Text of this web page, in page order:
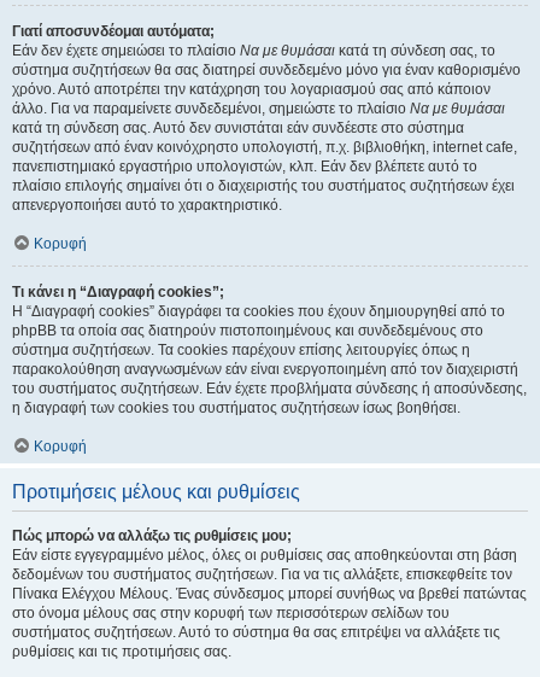
Γιατί αποσυνδέομαι αυτόματα;
Εάν δεν έχετε σημειώσει το πλαίσιο Να με θυμάσαι κατά τη σύνδεση σας, το
σύστημα συζητήσεων θα σας διατηρεί συνδεδεμένο μόνο για έναν καθορισμένο
χρόνο. Αυτό αποτρέπει την κατάχρηση του λογαριασμού σας από κάποιον
άλλο. Για να παραμείνετε συνδεδεμένοι, σημειώστε το πλαίσιο Να με θυμάσαι
κατά τη σύνδεση σας. Αυτό δεν συνιστάται εάν συνδέεστε στο σύστημα
συζητήσεων από έναν κοινόχρηστο υπολογιστή, π.χ. βιβλιοθήκη, internet cafe,
πανεπιστημιακό εργαστήριο υπολογιστών, κλπ. Εάν δεν βλέπετε αυτό το
πλαίσιο επιλογής σημαίνει ότι ο διαχειριστής του συστήματος συζητήσεων έχει
απενεργοποιήσει αυτό το χαρακτηριστικό.
Κορυφή
Τι κάνει η “Διαγραφή cookies”;
Η “Διαγραφή cookies” διαγράφει τα cookies που έχουν δημιουργηθεί από το
phpBB τα οποία σας διατηρούν πιστοποιημένους και συνδεδεμένους στο
σύστημα συζητήσεων. Τα cookies παρέχουν επίσης λειτουργίες όπως η
παρακολούθηση αναγνωσμένων εάν είναι ενεργοποιημένη από τον διαχειριστή
του συστήματος συζητήσεων. Εάν έχετε προβλήματα σύνδεσης ή αποσύνδεσης,
η διαγραφή των cookies του συστήματος συζητήσεων ίσως βοηθήσει.
Κορυφή
Προτιμήσεις μέλους και ρυθμίσεις
Πώς μπορώ να αλλάξω τις ρυθμίσεις μου;
Εάν είστε εγγεγραμμένο μέλος, όλες οι ρυθμίσεις σας αποθηκεύονται στη βάση
δεδομένων του συστήματος συζητήσεων. Για να τις αλλάξετε, επισκεφθείτε τον
Πίνακα Ελέγχου Μέλους. Ένας σύνδεσμος μπορεί συνήθως να βρεθεί πατώντας
στο όνομα μέλους σας στην κορυφή των περισσότερων σελίδων του
συστήματος συζητήσεων. Αυτό το σύστημα θα σας επιτρέψει να αλλάξετε τις
ρυθμίσεις και τις προτιμήσεις σας.